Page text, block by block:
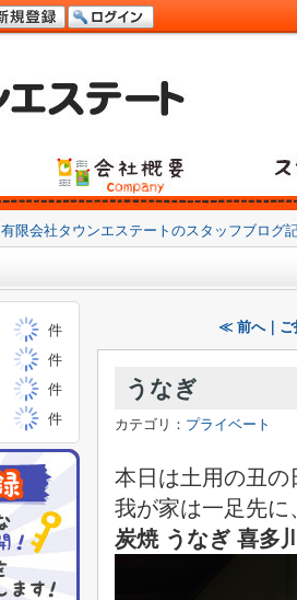
有限会社タウンエステートのスタッフブログ
≪ 前へ｜ご
うなぎ
カテゴリ： プライベート
本日は土用の丑の
我が家は一足先に
炭焼 うなぎ 喜多
件
件
件
件